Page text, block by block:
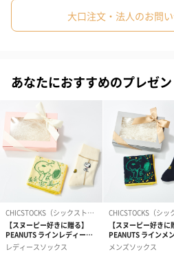
PEANUTS
す。作中に登場する犬のキャラクタ
で、誕生から半世紀以上たった今で
ホワイトデーの贈り物として
大切なあの人に
イニシャルの入った、ミニタオル＆
ッズ。
大口注文・法人のお問
あなたにおすすめのプレゼン